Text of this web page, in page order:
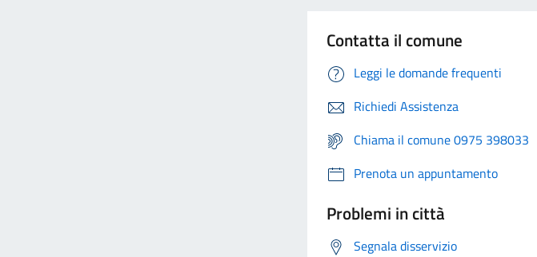
Contatta il comune
Leggi le domande frequenti
Richiedi Assistenza
Chiama il comune 0975 398033
Prenota un appuntamento
Problemi in città
Segnala disservizio